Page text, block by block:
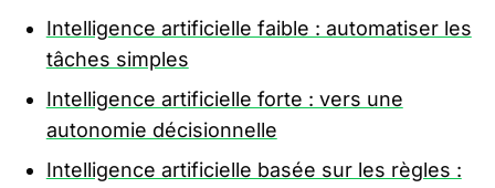
Intelligence artificielle faible : automatiser les
tâches simples
Intelligence artificielle forte : vers une
autonomie décisionnelle
Intelligence artificielle basée sur les règles :